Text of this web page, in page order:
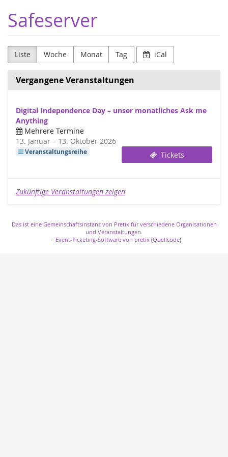
Haupt-
Inhalt
Safeserver
Liste Woche Monat Tag iCal
Vergangene Veranstaltungen
Digital Independence Day – unser monatliches Ask me
Anything
Mehrere Termine
13. Januar –bis
13. Oktober 2026
Veranstaltungsreihe Tickets
Zukünftige Veranstaltungen zeigen
Das ist eine Gemeinschaftsinstanz von Pretix für verschiedene Organisationen
und Veranstaltungen.
Event-Ticketing-Software von pretix(Quellcode)